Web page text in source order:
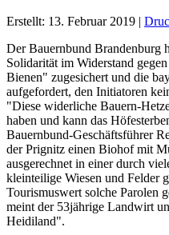
Erstellt: 13. Februar 2019 |
Der Bauernbund Brandenburg
Solidarität im Widerstand
Bienen" zugesichert und die
aufgefordert, den Initiatoren
"Diese widerliche Bauern-
haben und kann das
Bauernbund-Geschäftsführer
der Prignitz einen Biohof mit
ausgerechnet in einer durch
kleinteilige Wiesen und Felder
Tourismuswert solche Parolen
meint der 53jährige Landwirt
Heidiland".